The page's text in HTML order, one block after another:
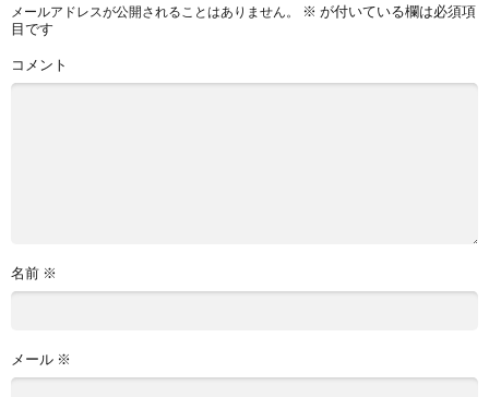
メールアドレスが公開されることはありません。 ※ が付いている欄は必須項
目です
コメント
名前 ※
メール ※